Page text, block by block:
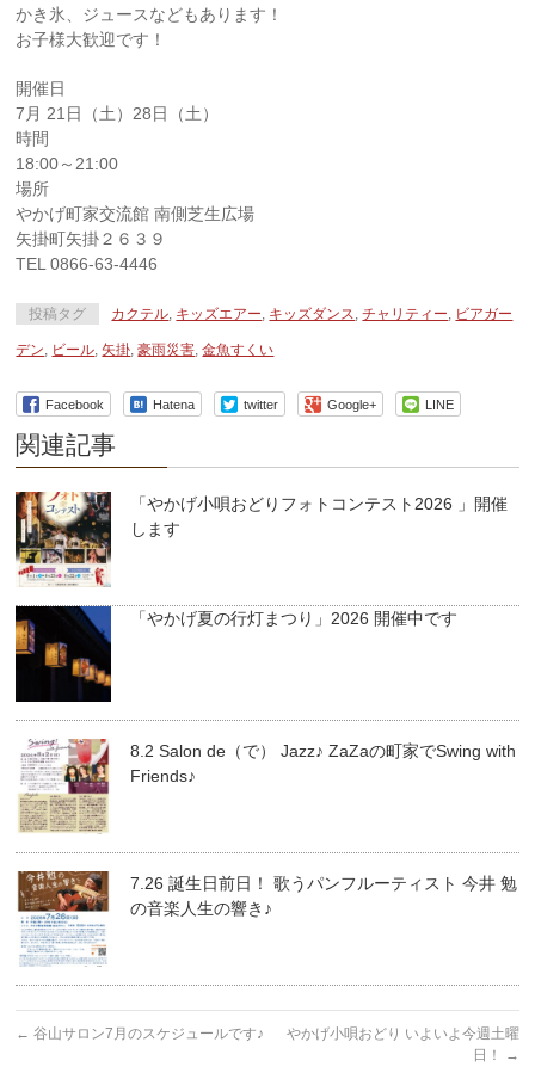
かき氷、ジュースなどもあります！
お子様大歓迎です！
開催日
7月 21日（土）28日（土）
時間
18:00～21:00
場所
やかげ町家交流館 南側芝生広場
矢掛町矢掛２６３９
TEL 0866-63-4446
投稿タグ カクテル, キッズエアー, キッズダンス,チャリティー, ビアガー
デン, ビール,矢掛,豪雨災害,金魚すくい
Facebook Hatena twitter Google+ LINE
関連記事
「やかげ小唄おどりフォトコンテスト2026 」開催
します
「やかげ夏の行灯まつり」2026 開催中です
8.2 Salon de（で） Jazz♪ ZaZaの町家でSwing with
Friends♪
7.26 誕生日前日！ 歌うパンフルーティスト 今井 勉
の音楽人生の響き♪
← 谷山サロン7月のスケジュールです♪
やかげ小唄おどり いよいよ今週土曜
日！
→